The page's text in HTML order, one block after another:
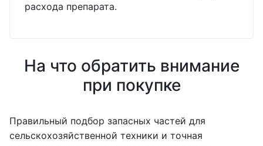
расхода препарата.
На что обратить внимание
при покупке
Правильный подбор запасных частей для
сельскохозяйственной техники и точная